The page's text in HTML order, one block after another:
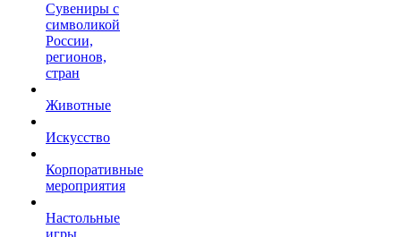
Сувениры с
символикой
России,
регионов,
стран
Животные
Искусство
Корпоративные
мероприятия
Настольные
игры